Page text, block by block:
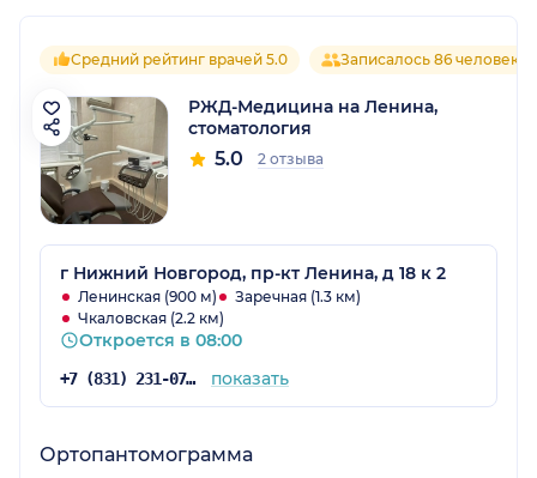
Средний рейтинг врачей 5.0 Записалось 86 человек
РЖД-Медицина на Ленина,
стоматология
5.0 2 отзыва
г Нижний Новгород, пр-кт Ленина, д 18 к 2
Ленинская (900 м)
Заречная (1.3 км)
Чкаловская (2.2 км)
Откроется в 08:00
+7 (831) 231-07-71 показать
Ортопантомограмма